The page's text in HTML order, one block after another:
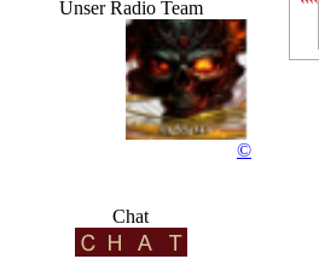
Unser Radio Team
©
Chat